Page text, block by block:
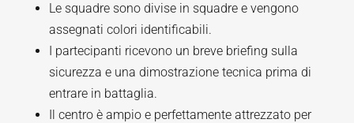
Le squadre sono divise in squadre e vengono
assegnati colori identificabili.
I partecipanti ricevono un breve briefing sulla
sicurezza e una dimostrazione tecnica prima di
entrare in battaglia.
Il centro è ampio e perfettamente attrezzato per